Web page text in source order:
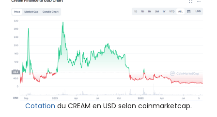
Cotation du CREAM en USD selon coinmarketcap.